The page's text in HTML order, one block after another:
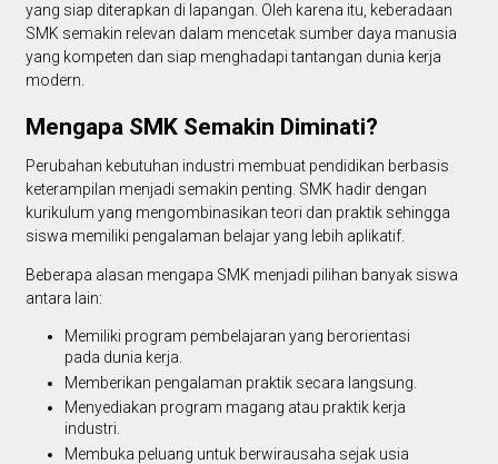
yang siap diterapkan di lapangan. Oleh karena itu, keberadaan
SMK semakin relevan dalam mencetak sumber daya manusia
yang kompeten dan siap menghadapi tantangan dunia kerja
modern.
Mengapa SMK Semakin Diminati?
Perubahan kebutuhan industri membuat pendidikan berbasis
keterampilan menjadi semakin penting. SMK hadir dengan
kurikulum yang mengombinasikan teori dan praktik sehingga
siswa memiliki pengalaman belajar yang lebih aplikatif.
Beberapa alasan mengapa SMK menjadi pilihan banyak siswa
antara lain:
Memiliki program pembelajaran yang berorientasi
pada dunia kerja.
Memberikan pengalaman praktik secara langsung.
Menyediakan program magang atau praktik kerja
industri.
Membuka peluang untuk berwirausaha sejak usia